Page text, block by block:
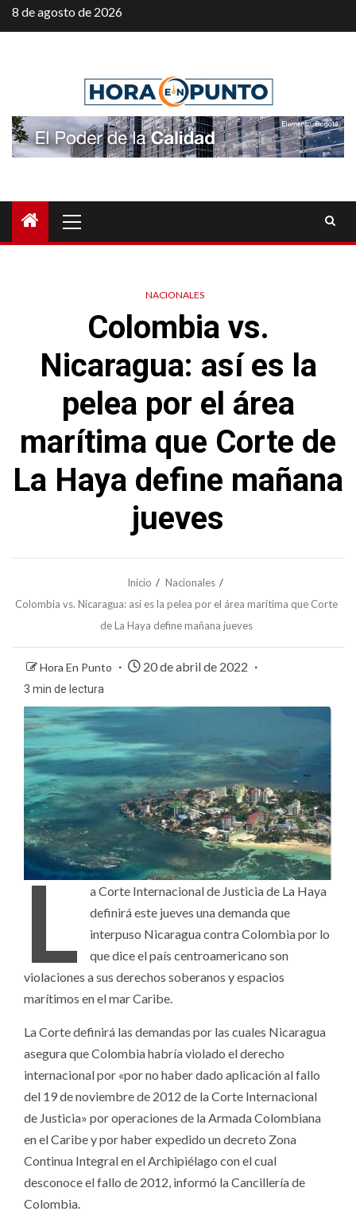
Saltar
al
8 de agosto de 2026
principal
NACIONALES
Colombia vs.
Nicaragua: así es la
pelea por el área
marítima que Corte de
La Haya define mañana
jueves
Inicio
Nacionales
Colombia vs. Nicaragua: así es la pelea por el área marítima que Corte
de La Haya define mañana jueves
Hora En Punto 20 de abril de 2022
3 min de lectura
L
a Corte Internacional de Justicia de La Haya
definirá este jueves una demanda que
interpuso Nicaragua contra Colombia por lo
que dice el país centroamericano son
violaciones a sus derechos soberanos y espacios
marítimos en el mar Caribe.
La Corte definirá las demandas por las cuales Nicaragua
asegura que Colombia habría violado el derecho
internacional por «por no haber dado aplicación al fallo
del 19 de noviembre de 2012 de la Corte Internacional
de Justicia» por operaciones de la Armada Colombiana
en el Caribe y por haber expedido un decreto Zona
Continua Integral en el Archipiélago con el cual
desconoce el fallo de 2012, informó la Cancillería de
Colombia.